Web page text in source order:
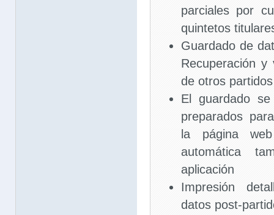
parciales por
quintetos
Guardado de
Recuperación y
de otros partidos
El guardado
preparados
la página
automática
aplicación
Impresión
datos post-